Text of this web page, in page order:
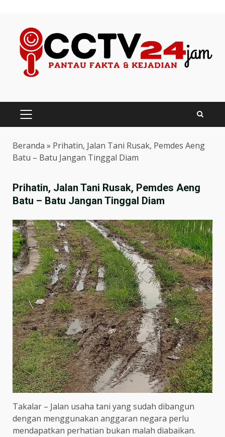
content
PRIMARY
MENU
Beranda » Prihatin, Jalan Tani Rusak, Pemdes Aeng
Batu – Batu Jangan Tinggal Diam
Prihatin, Jalan Tani Rusak, Pemdes Aeng
Batu – Batu Jangan Tinggal Diam
Takalar – Jalan usaha tani yang sudah dibangun
dengan menggunakan anggaran negara perlu
mendapatkan perhatian bukan malah diabaikan.